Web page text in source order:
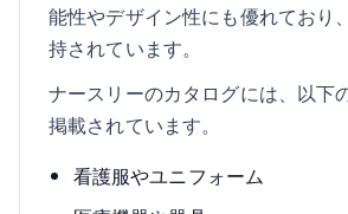
能性やデザイン性にも優れており
持されています。
ナースリーのカタログには、以下
掲載されています。
看護服やユニフォーム